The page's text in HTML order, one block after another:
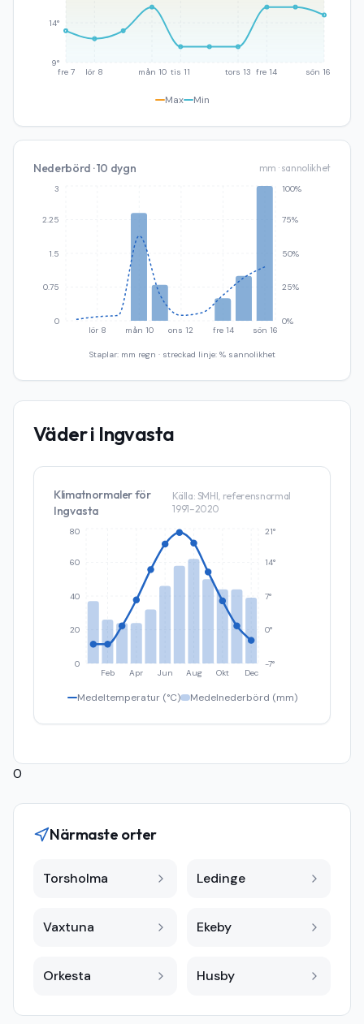
fre 7 lör 8 mån 10 tis 11 tors 13 fre 14 sön 16
9°
14°
Max Min
Nederbörd · 10 dygn mm · sannolikhet
lör 8 mån 10 ons 12 fre 14 sön 16
0
0.75
1.5
2.25
3
0%
25%
50%
75%
100%
Staplar: mm regn · streckad linje: % sannolikhet
Väder i Ingvasta
Klimatnormaler för
Ingvasta
Källa: SMHI, referensnormal
1991–2020
Feb Apr Jun Aug Okt Dec
0
20
40
60
80
-7°
0°
7°
14°
21°
Medeltemperatur (°C) Medelnederbörd (mm)
0
Närmaste orter
Torsholma Ledinge
Vaxtuna Ekeby
Orkesta Husby